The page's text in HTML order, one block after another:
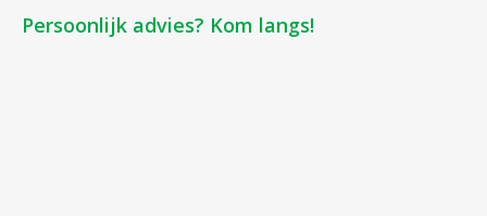
Persoonlijk advies? Kom langs!